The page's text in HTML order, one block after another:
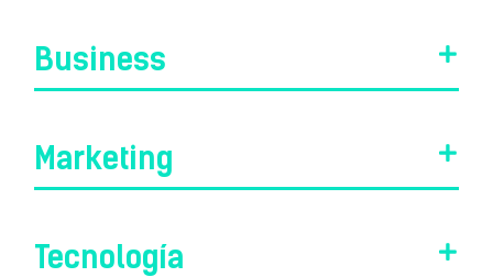
Business
Marketing
Tecnología